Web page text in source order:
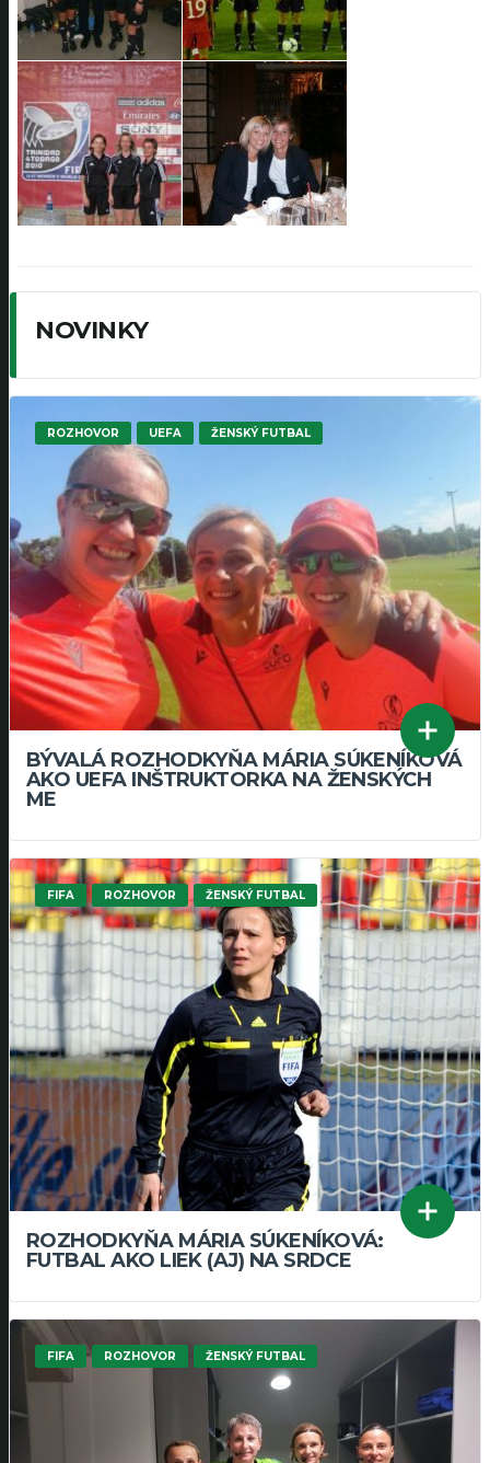
NOVINKY
ROZHOVOR UEFA ŽENSKÝ FUTBAL
BÝVALÁ ROZHODKYŇA MÁRIA SÚKENÍKOVÁ
AKO UEFA INŠTRUKTORKA NA ŽENSKÝCH
ME
FIFA ROZHOVOR ŽENSKÝ FUTBAL
ROZHODKYŇA MÁRIA SÚKENÍKOVÁ:
FUTBAL AKO LIEK (AJ) NA SRDCE
FIFA ROZHOVOR ŽENSKÝ FUTBAL